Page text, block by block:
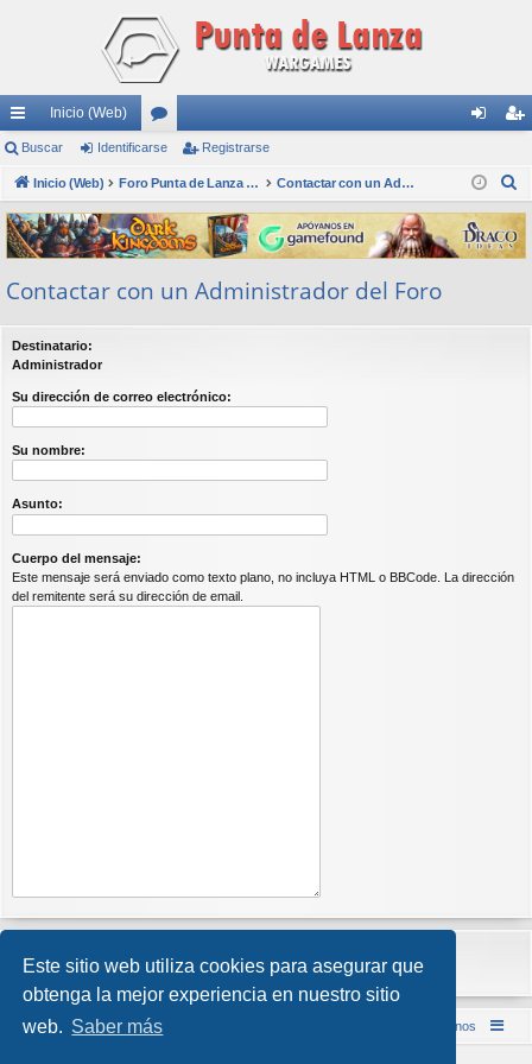
Este sitio web utiliza cookies para asegurar que
obtenga la mejor experiencia en nuestro sitio
web. Saber más
nl
ac
es
rá
pi
do
s
Inicio (Web)
or
os nti
fic
ar
ist
ra
rs
Buscar Identificarse Registrarse
Inicio (Web) Foro Punta de Lanza Wargames Contactar con un Administrador del Foro
s
c
Contactar con un Administrador del Foro
Destinatario:
Administrador
Su dirección de correo electrónico:
Su nombre:
Asunto:
Cuerpo del mensaje:
Este mensaje será enviado como texto plano, no incluya HTML o BBCode. La dirección
del remitente será su dirección de email.
Inicio (Web) Foro Punta de Lanza Wargames Contáctenos